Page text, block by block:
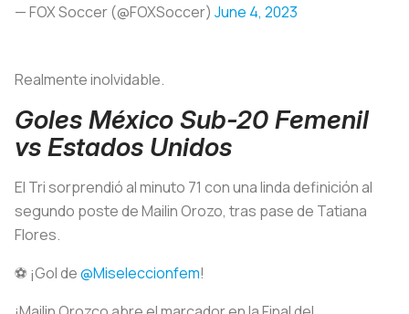
— FOX Soccer (@FOXSoccer) June 4, 2023
Realmente inolvidable.
Goles México Sub-20 Femenil
vs Estados Unidos
El Tri sorprendió al minuto 71 con una linda definición al
segundo poste de Mailin Orozo, tras pase de Tatiana
Flores.
⚽ ¡Gol de@Miseleccionfem!